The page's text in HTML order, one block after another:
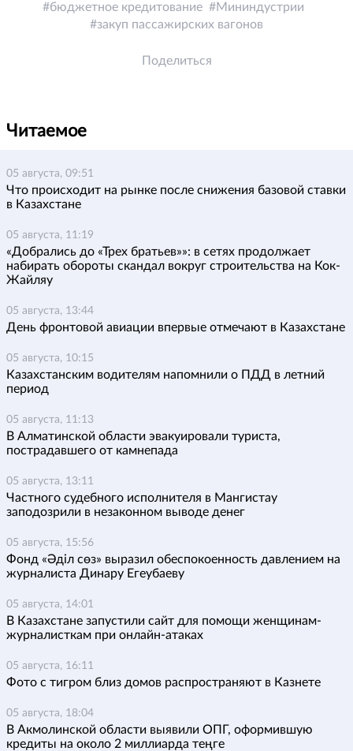
бюджетное кредитование
Мининдустрии
закуп пассажирских вагонов
Поделиться
Читаемое
05 августа, 09:51
Что происходит на рынке после снижения базовой ставки
в Казахстане
05 августа, 11:19
«Добрались до «Трех братьев»»: в сетях продолжает
набирать обороты скандал вокруг строительства на Кок-
Жайляу
05 августа, 13:44
День фронтовой авиации впервые отмечают в Казахстане
05 августа, 10:15
Казахстанским водителям напомнили о ПДД в летний
период
05 августа, 11:13
В Алматинской области эвакуировали туриста,
пострадавшего от камнепада
05 августа, 13:11
Частного судебного исполнителя в Мангистау
заподозрили в незаконном выводе денег
05 августа, 15:56
Фонд «Әділ сөз» выразил обеспокоенность давлением на
журналиста Динару Егеубаеву
05 августа, 14:01
В Казахстане запустили сайт для помощи женщинам-
журналисткам при онлайн-атаках
05 августа, 16:11
Фото с тигром близ домов распространяют в Казнете
05 августа, 18:04
В Акмолинской области выявили ОПГ, оформившую
кредиты на около 2 миллиарда теңге